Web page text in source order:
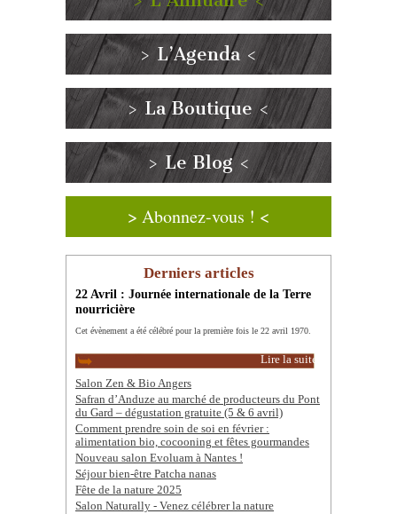
> L’Agenda <
> La Boutique <
> Le Blog <
> Abonnez-vous ! <
Derniers articles
22 Avril : Journée internationale de la Terre
nourricière
Cet évènement a été célébré pour la première fois le 22 avril 1970.
Lire la suite
Salon Zen & Bio Angers
Safran d’Anduze au marché de producteurs du Pont
du Gard – dégustation gratuite (5 & 6 avril)
Comment prendre soin de soi en février :
alimentation bio, cocooning et fêtes gourmandes
Nouveau salon Evoluam à Nantes !
Séjour bien-être Patcha nanas
Fête de la nature 2025
Salon Naturally - Venez célébrer la nature